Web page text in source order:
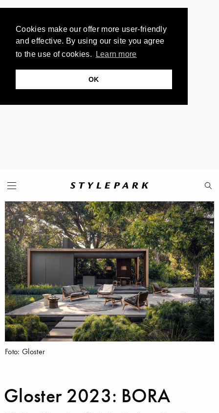
Cookies make our offer more user-friendly
and effective. By using our site you agree
to the use of cookies.
Learn more
OK
Foto: Gloster
Gloster 2023: BORA